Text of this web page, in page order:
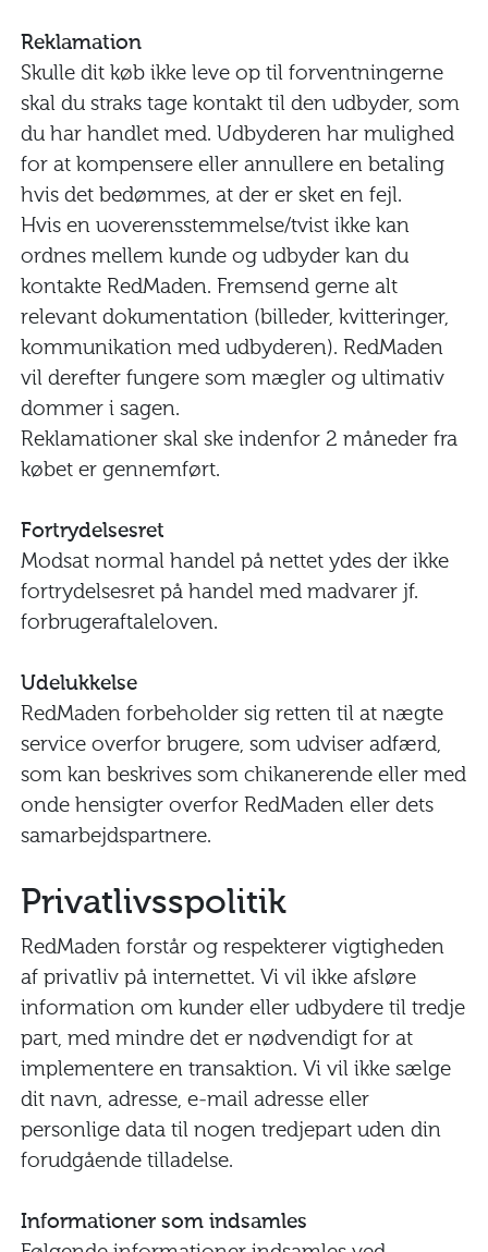
Reklamation
Skulle dit køb ikke leve op til forventningerne
skal du straks tage kontakt til den udbyder, som
du har handlet med. Udbyderen har mulighed
for at kompensere eller annullere en betaling
hvis det bedømmes, at der er sket en fejl.
Hvis en uoverensstemmelse/tvist ikke kan
ordnes mellem kunde og udbyder kan du
kontakte RedMaden. Fremsend gerne alt
relevant dokumentation (billeder, kvitteringer,
kommunikation med udbyderen). RedMaden
vil derefter fungere som mægler og ultimativ
dommer i sagen.
Reklamationer skal ske indenfor 2 måneder fra
købet er gennemført.
Fortrydelsesret
Modsat normal handel på nettet ydes der ikke
fortrydelsesret på handel med madvarer jf.
forbrugeraftaleloven.
Udelukkelse
RedMaden forbeholder sig retten til at nægte
service overfor brugere, som udviser adfærd,
som kan beskrives som chikanerende eller med
onde hensigter overfor RedMaden eller dets
samarbejdspartnere.
Privatlivsspolitik
RedMaden forstår og respekterer vigtigheden
af privatliv på internettet. Vi vil ikke afsløre
information om kunder eller udbydere til tredje
part, med mindre det er nødvendigt for at
implementere en transaktion. Vi vil ikke sælge
dit navn, adresse, e-mail adresse eller
personlige data til nogen tredjepart uden din
forudgående tilladelse.
Informationer som indsamles